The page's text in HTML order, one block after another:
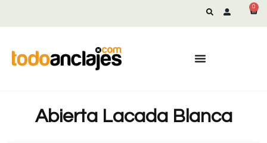
0
Abierta Lacada Blanca